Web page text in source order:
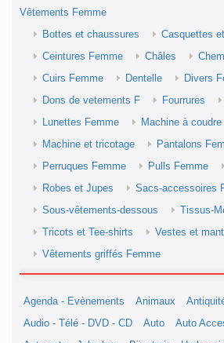
Vêtements Femme
Bottes et chaussures
Casquettes
Ceintures Femme
Châles
Cuirs Femme
Dentelle
Divers
Dons de vetements F
Fourrures
Lunettes Femme
Machine à coudre
Machine et tricotage
Pantalons
Perruques Femme
Pulls Femme
Robes et Jupes
Sacs-accessoires
Sous-vêtements-dessous
Tissus-
Tricots et Tee-shirts
Vestes et
Vêtements griffés Femme
Agenda - Evènements Animaux
Audio - Télé - DVD - CD
Auto
Auto